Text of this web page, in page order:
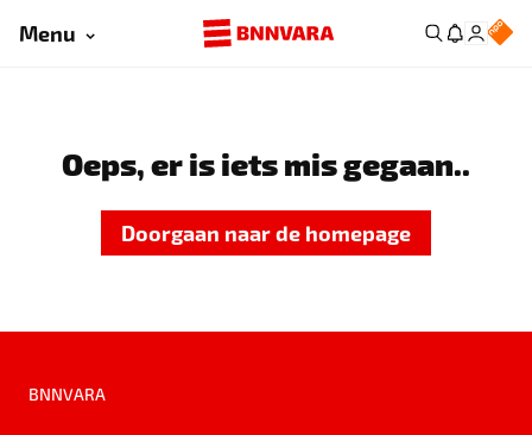
Menu
Oeps, er is iets mis gegaan..
Doorgaan naar de homepage
BNNVARA